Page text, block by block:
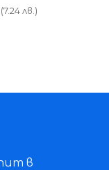
(7.24 лв.)
в